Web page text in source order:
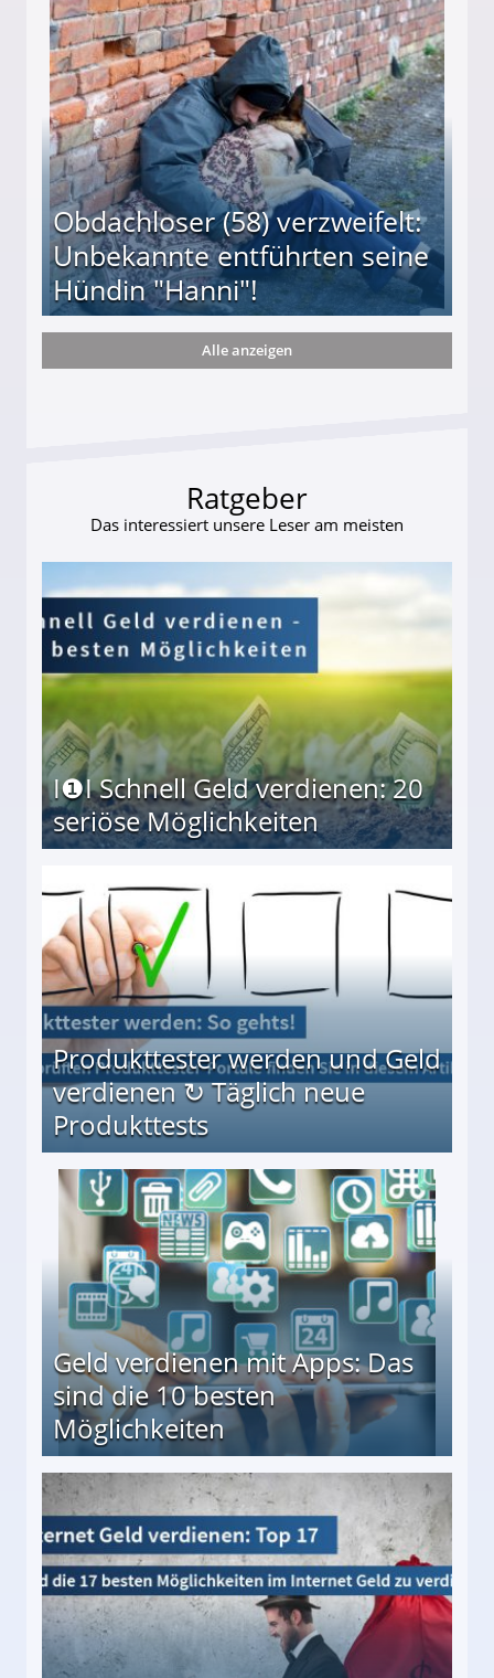
Mutter freigesprochen!
Obdachloser (58) verzweifelt:
Unbekannte entführten seine
Hündin "Hanni"!
entführten seine Hündin "Hanni"!
Alle anzeigen
Ratgeber
Das interessiert unsere Leser am meisten
I❶I Schnell Geld verdienen: 20
seriöse Möglichkeiten
Produkttester werden und Geld
verdienen ↻ Täglich neue
Produkttests
↻ Täglich neue Produkttests
Geld verdienen mit Apps: Das
sind die 10 besten
Möglichkeiten
besten Möglichkeiten